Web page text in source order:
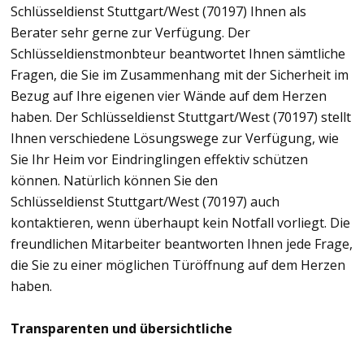
Schlüsseldienst Stuttgart/West (70197) Ihnen als
Berater sehr gerne zur Verfügung. Der
Schlüsseldienstmonbteur beantwortet Ihnen sämtliche
Fragen, die Sie im Zusammenhang mit der Sicherheit im
Bezug auf Ihre eigenen vier Wände auf dem Herzen
haben. Der Schlüsseldienst Stuttgart/West (70197) stellt
Ihnen verschiedene Lösungswege zur Verfügung, wie
Sie Ihr Heim vor Eindringlingen effektiv schützen
können. Natürlich können Sie den
Schlüsseldienst Stuttgart/West (70197) auch
kontaktieren, wenn überhaupt kein Notfall vorliegt. Die
freundlichen Mitarbeiter beantworten Ihnen jede Frage,
die Sie zu einer möglichen Türöffnung auf dem Herzen
haben.
Transparenten und übersichtliche